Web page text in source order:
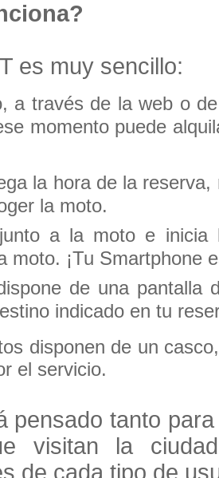
es muy sencillo:
a través de la web o
momento puede
la hora de la
la moto.
a la moto e inicia
moto. ¡Tu Smartphone
de una pantalla
indicado en tu
disponen de un
el servicio.
pensado tanto
visitan la
de cada tipo de